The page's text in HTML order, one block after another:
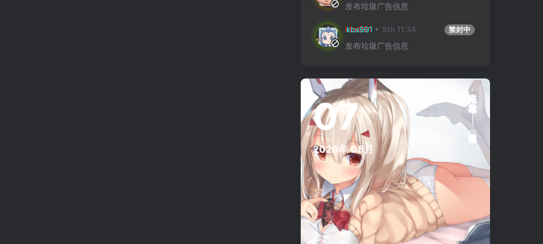
发布垃圾广告信息
kbx991
5th 11:34
发布垃圾广告信息
禁封中
07
2026年 08月
正是江南好风景，落花时节又逢君。——唐·杜甫《江南逢李龟年》